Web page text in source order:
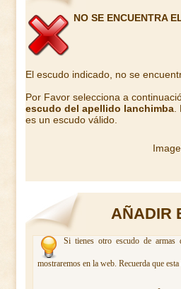
NO SE ENCUENTRA
El escudo indicado, no se
Por Favor selecciona a
escudo del apellido lanchimba.
es un escudo válido.
AÑADIR
Si tienes otro escudo de
mostraremos en la web. Recuerda que